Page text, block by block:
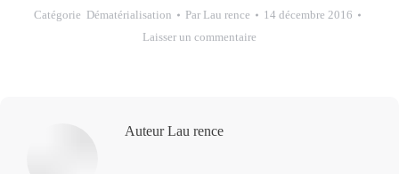
Catégorie Dématérialisation Par Lau rence
14 décembre 2016
Laisser un commentaire
AuteurLau rence